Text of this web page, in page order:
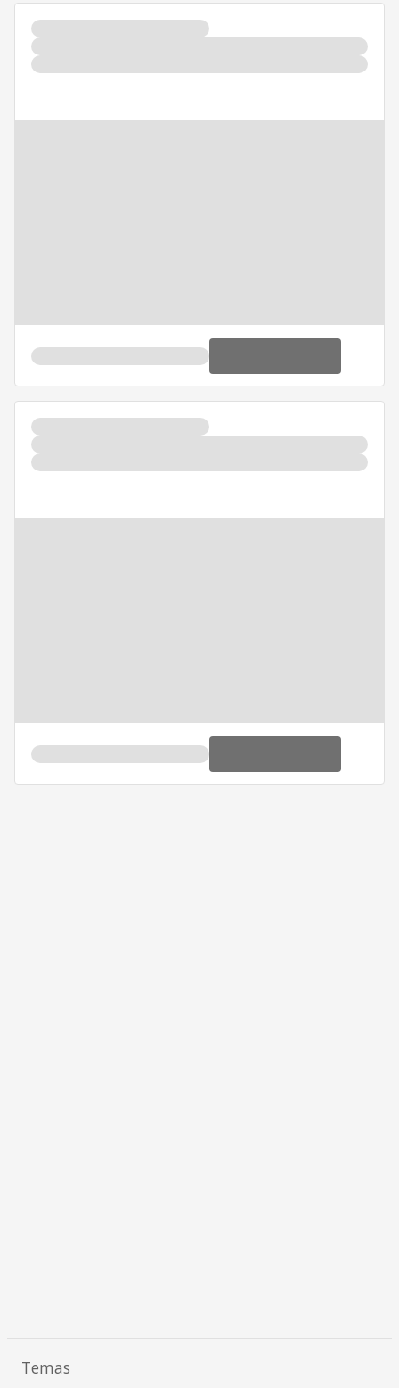
Temas